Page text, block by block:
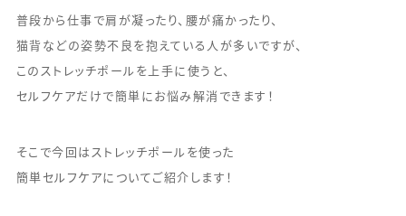
普段から仕事で肩が凝ったり、腰が痛かったり、
猫背などの姿勢不良を抱えている人が多いですが、
このストレッチポールを上手に使うと、
セルフケアだけで簡単にお悩み解消できます！
そこで今回はストレッチポールを使った
簡単セルフケアについてご紹介します！